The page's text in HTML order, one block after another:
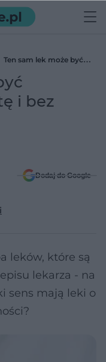
Ten sam lek może być
i bez
Dodaj do Google
leków, które są
lekarza - na
sens mają leki o